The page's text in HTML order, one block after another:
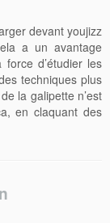
devant youjizz
a un avantage
d’étudier les
techniques plus
la galipette n’est
en claquant des